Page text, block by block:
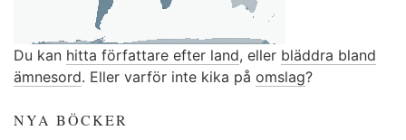
Du kan hitta författare efter land, eller bläddra bland
ämnesord. Eller varför inte kika på omslag?
NYA BÖCKER